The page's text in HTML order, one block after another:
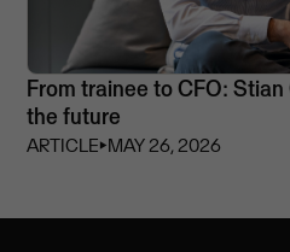
From trainee to CFO:
the future
ARTICLE⏵MAY 26, 2026